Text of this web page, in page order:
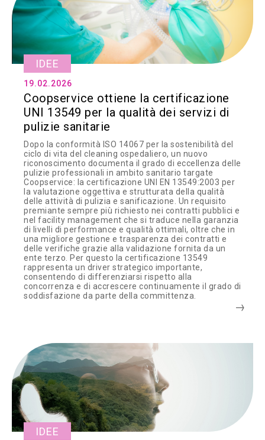
IDEE
19.02.2026
Coopservice ottiene la certificazione
UNI 13549 per la qualità dei servizi di
pulizie sanitarie
Dopo la conformità ISO 14067 per la sostenibilità del
ciclo di vita del cleaning ospedaliero, un nuovo
riconoscimento documenta il grado di eccellenza delle
pulizie professionali in ambito sanitario targate
Coopservice: la certificazione UNI EN 13549:2003 per
la valutazione oggettiva e strutturata della qualità
delle attività di pulizia e sanificazione. Un requisito
premiante sempre più richiesto nei contratti pubblici e
nel facility management che si traduce nella garanzia
di livelli di performance e qualità ottimali, oltre che in
una migliore gestione e trasparenza dei contratti e
delle verifiche grazie alla validazione fornita da un
ente terzo. Per questo la certificazione 13549
rappresenta un driver strategico importante,
consentendo di differenziarsi rispetto alla
concorrenza e di accrescere continuamente il grado di
soddisfazione da parte della committenza.
IDEE